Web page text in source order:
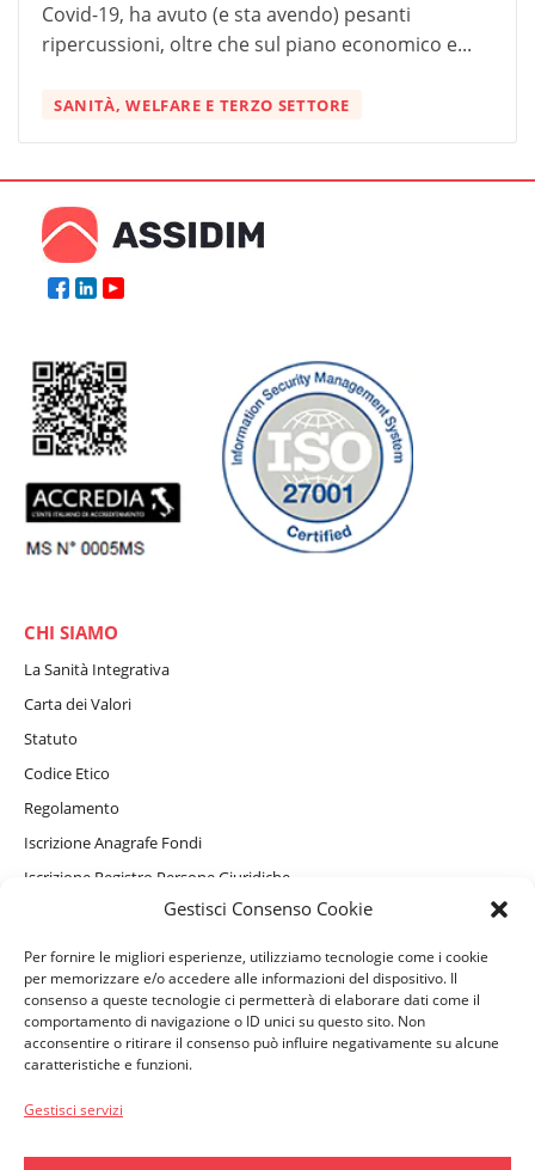
Gestisci Consenso Cookie
Per fornire le migliori esperienze, utilizziamo tecnologie come i cookie
per memorizzare e/o accedere alle informazioni del dispositivo. Il
consenso a queste tecnologie ci permetterà di elaborare dati come il
comportamento di navigazione o ID unici su questo sito. Non
acconsentire o ritirare il consenso può influire negativamente su alcune
caratteristiche e funzioni.
Gestisci servizi
Covid-19, ha avuto (e sta avendo) pesanti
ripercussioni, oltre che sul piano economico e...
SANITÀ, WELFARE E TERZO SETTORE
CHI SIAMO
La Sanità Integrativa
Carta dei Valori
Statuto
Codice Etico
Regolamento
Iscrizione Anagrafe Fondi
Iscrizione Registro Persone Giuridiche
Informativa Privacy Sito Internet, Cookie e assistente virtuale
Informativa Privacy Beneficiari
PERSONE ASSISTITE
Convenzionamenti e Servizi Complementari